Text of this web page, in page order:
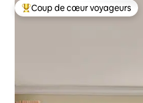
Coup de cœur voyageurs
Coup de cœur voyageurs